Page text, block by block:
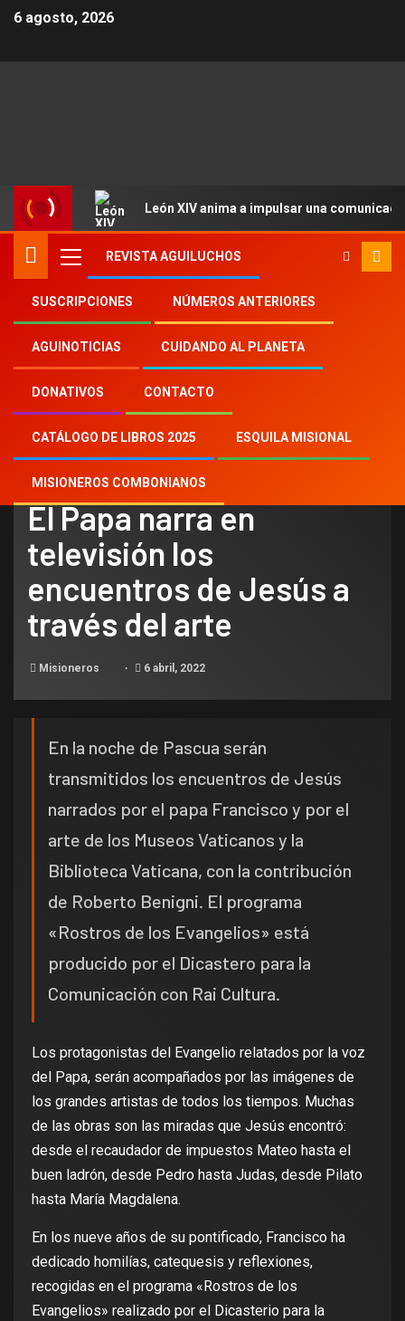
6 agosto, 2026
León XIV anima a impulsar una
REVISTA AGUILUCHOS
SUSCRIPCIONES NÚMEROS ANTERIORES
AGUINOTICIAS CUIDANDO AL PLANETA
DONATIVOS CONTACTO
CATÁLOGO DE LIBROS 2025 ESQUILA MISIONAL
MISIONEROS COMBONIANOS
Inicio 2022
6
El Papa narra en televisión los encuentros de
Jesús a través del arte
NOTICIAS
El Papa narra en
televisión los
encuentros de Jesús a
través del arte
Misioneros 6 abril, 2022
En la noche de Pascua serán
transmitidos los encuentros de Jesús
narrados por el papa Francisco y por el
arte de los Museos Vaticanos y la
Biblioteca Vaticana, con la contribución
de Roberto Benigni. El programa
«Rostros de los Evangelios» está
producido por el Dicastero para la
Comunicación con Rai Cultura.
Los protagonistas del Evangelio relatados por la voz
del Papa, serán acompañados por las imágenes de
los grandes artistas de todos los tiempos. Muchas
de las obras son las miradas que Jesús encontró:
desde el recaudador de impuestos Mateo hasta el
buen ladrón, desde Pedro hasta Judas, desde Pilato
hasta María Magdalena.
En los nueve años de su pontificado, Francisco ha
dedicado homilías, catequesis y reflexiones,
recogidas en el programa «Rostros de los
Evangelios» realizado por el Dicasterio para la